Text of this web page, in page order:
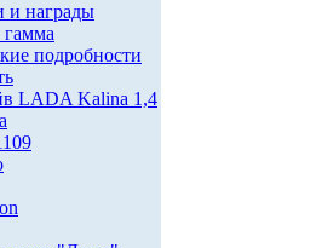
и награды
гамма
подробности
LADA Kalina 1,4